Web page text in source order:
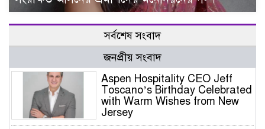
সর্বশেষ সংবাদ
জনপ্রীয় সংবাদ
Aspen Hospitality CEO Jeff
Toscano’s Birthday Celebrated
with Warm Wishes from New
Jersey